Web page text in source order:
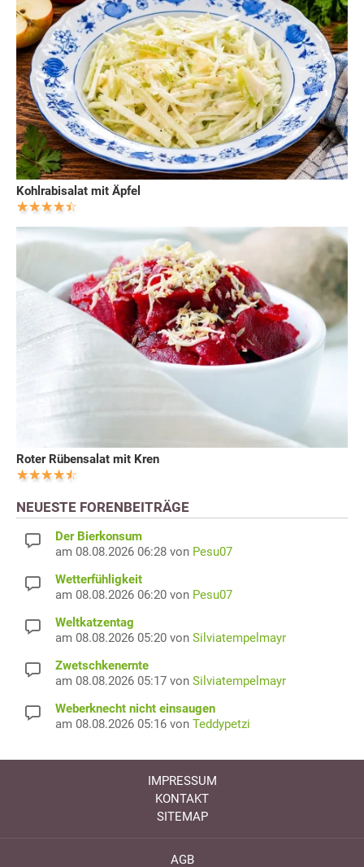
Kohlrabisalat mit Äpfel
Roter Rübensalat mit Kren
NEUESTE FORENBEITRÄGE
Der Bierkonsum
am 08.08.2026 06:28 von Pesu07
Wetterfühligkeit
am 08.08.2026 06:20 von Pesu07
Weltkatzentag
am 08.08.2026 05:20 von Silviatempelmayr
Zwetschkenernte
am 08.08.2026 05:17 von Silviatempelmayr
Weberknecht nicht einsaugen
am 08.08.2026 05:16 von Teddypetzi
IMPRESSUM
KONTAKT
SITEMAP
AGB